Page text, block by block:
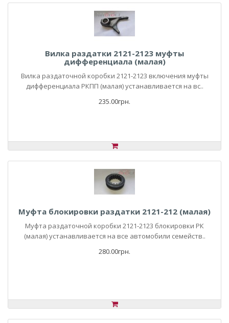
Вилка раздатки 2121-2123 муфты
дифференциала (малая)
Вилка раздаточной коробки 2121-2123 включения муфты
дифференциала РКПП (малая) устанавливается на вс..
235.00грн.
Муфта блокировки раздатки 2121-212 (малая)
Муфта раздаточной коробки 2121-2123 блокировки РК
(малая) устанавливается на все автомобили семейств..
280.00грн.